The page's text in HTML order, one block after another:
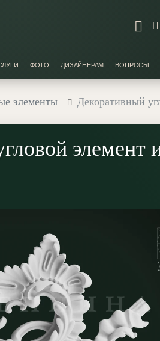
ФОТО ДИЗАЙНЕРАМ ВОПРОСЫ
элементы Декоративный
элемент